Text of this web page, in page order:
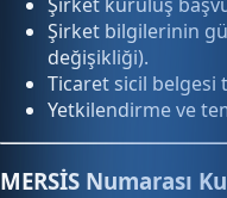
Şirket bilgilerinin
değişikliği).
Ticaret sicil belgesi
Yetkilendirme ve
MERSİS Numarası